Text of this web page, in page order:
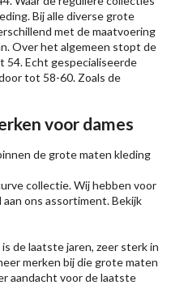
Bij alle diverse grote
met de maatvoering
Over het algemeen stopt de
54. Echt gespecialiseerde
tot 58-60. Zoals de
voor dames
de grote maten kleding
collectie. Wij hebben voor
ons assortiment. Bekijk
de laatste jaren, zeer sterk in
merken bij die grote maten
aandacht voor de laatste